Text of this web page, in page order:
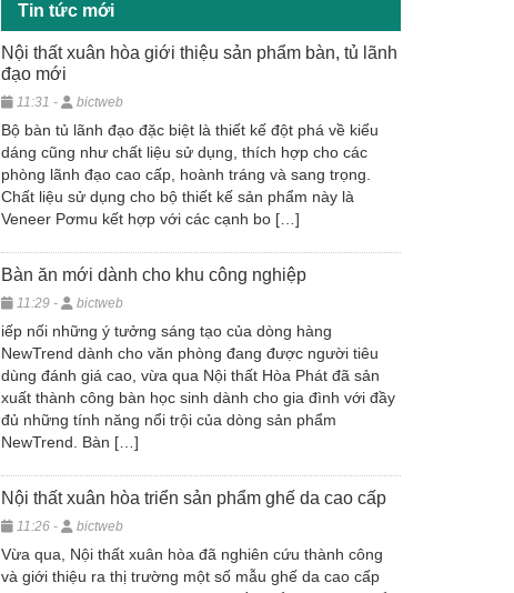
Tin tức mới
Nội thất xuân hòa giới thiệu sản phẩm bàn, tủ lãnh
đạo mới
11:31 - bictweb
Bộ bàn tủ lãnh đạo đặc biệt là thiết kế đột phá về kiểu
dáng cũng như chất liệu sử dụng, thích hợp cho các
phòng lãnh đạo cao cấp, hoành tráng và sang trọng.
Chất liệu sử dụng cho bộ thiết kế sản phẩm này là
Veneer Pơmu kết hợp với các cạnh bo […]
Bàn ăn mới dành cho khu công nghiệp
11:29 - bictweb
iếp nối những ý tưởng sáng tạo của dòng hàng
NewTrend dành cho văn phòng đang được người tiêu
dùng đánh giá cao, vừa qua Nội thất Hòa Phát đã sản
xuất thành công bàn học sinh dành cho gia đình với đầy
đủ những tính năng nổi trội của dòng sản phẩm
NewTrend. Bàn […]
Nội thất xuân hòa triển sản phẩm ghế da cao cấp
11:26 - bictweb
Vừa qua, Nội thất xuân hòa đã nghiên cứu thành công
và giới thiệu ra thị trường một số mẫu ghế da cao cấp